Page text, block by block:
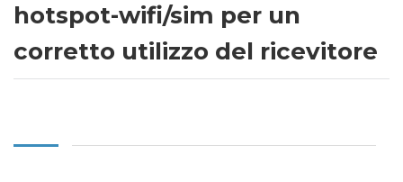
hotspot-wifi/sim per un
corretto utilizzo del ricevitore